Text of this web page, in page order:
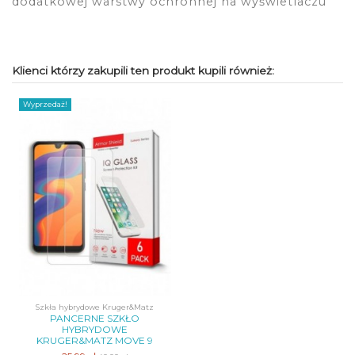
Klienci którzy zakupili ten produkt kupili również:
Wyprzedaż!
Szkła hybrydowe Kruger&Matz
PANCERNE SZKŁO
HYBRYDOWE
KRUGER&MATZ MOVE 9